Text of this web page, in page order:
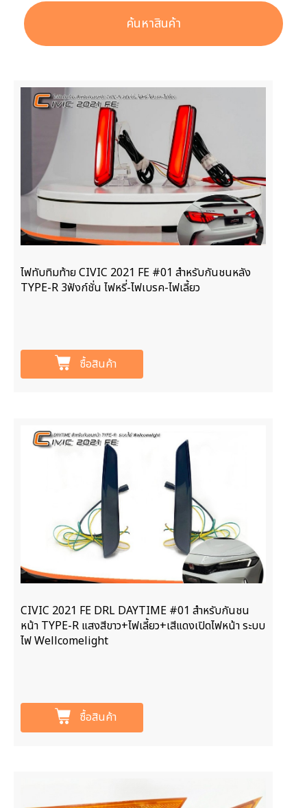
ค้นหาสินค้า
ไฟทับทิมท้าย CIVIC 2021 FE #01 สำหรับกันชนหลัง
TYPE-R 3ฟังก์ชั่น ไฟหรี่-ไฟเบรค-ไฟเลี้ยว
ซื้อสินค้า
CIVIC 2021 FE DRL DAYTIME #01 สำหรับกันชน
หน้า TYPE-R แสงสีขาว+ไฟเลี้ยว+เสีแดงเปิดไฟหน้า ระบบ
ไฟ Wellcomelight
ซื้อสินค้า